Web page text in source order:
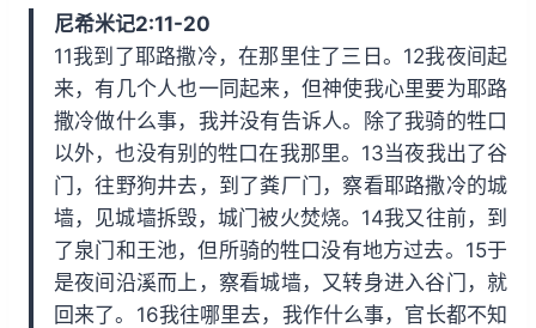
i
n
d
1
5
s
y
w
a
r
d
1
5
s
尼希米记2:11-20
11我到了耶路撒冷，在那里住了三日。12我夜间起
来，有几个人也一同起来，但神使我心里要为耶路
撒冷做什么事，我并没有告诉人。除了我骑的牲口
以外，也没有别的牲口在我那里。13当夜我出了谷
门，往野狗井去，到了粪厂门，察看耶路撒冷的城
墙，见城墙拆毁，城门被火焚烧。14我又往前，到
了泉门和王池，但所骑的牲口没有地方过去。15于
是夜间沿溪而上，察看城墙，又转身进入谷门，就
回来了。16我往哪里去，我作什么事，官长都不知